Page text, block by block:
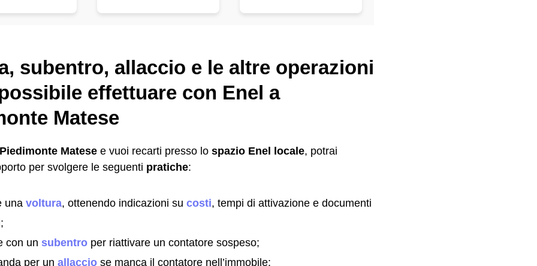
subentro, allaccio e le altre operazioni
effettuare con Enel a
Matese
Piedimonte Matese e vuoi recarti presso lo spazio Enel locale, potrai
per svolgere le seguenti pratiche:
una voltura, ottenendo indicazioni su costi, tempi di attivazione e documenti
con un subentro per riattivare un contatore sospeso;
per un allaccio se manca il contatore nell’immobile;